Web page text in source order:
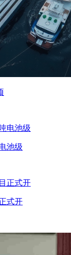
池级
式开